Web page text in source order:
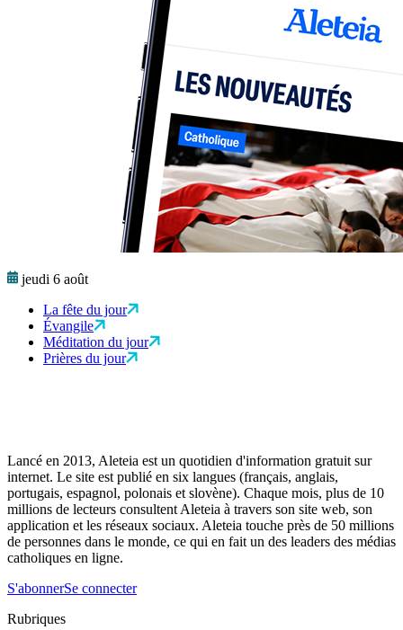
jeudi 6 août
La fête du jour
Évangile
Méditation du jour
Prières du jour
Lancé en 2013, Aleteia est un quotidien d'information gratuit sur
internet. Le site est publié en six langues (français, anglais,
portugais, espagnol, polonais et slovène). Chaque mois, plus de 10
millions de lecteurs consultent Aleteia à travers son site web, son
application et les réseaux sociaux. Aleteia touche près de 50 millions
de personnes dans le monde, ce qui en fait un des leaders des médias
catholiques en ligne.
S'abonnerSe connecter
Rubriques